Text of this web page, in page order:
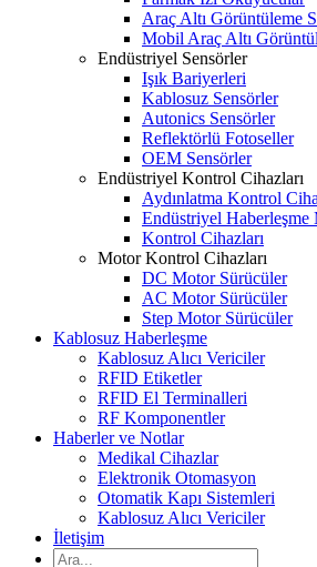
Araç Altı Görüntüleme
Mobil Araç Altı
Endüstriyel Sensörler
Işık Bariyerleri
Kablosuz Sensörler
Autonics Sensörler
Reflektörlü Fotoseller
OEM Sensörler
Endüstriyel Kontrol Cihazları
Aydınlatma Kontrol
Endüstriyel Haberleşme
Kontrol Cihazları
Motor Kontrol Cihazları
DC Motor Sürücüler
AC Motor Sürücüler
Step Motor Sürücüler
Kablosuz Haberleşme
Kablosuz Alıcı Vericiler
RFID Etiketler
RFID El Terminalleri
RF Komponentler
Haberler ve Notlar
Medikal Cihazlar
Elektronik Otomasyon
Otomatik Kapı Sistemleri
Kablosuz Alıcı Vericiler
İletişim
Ara: